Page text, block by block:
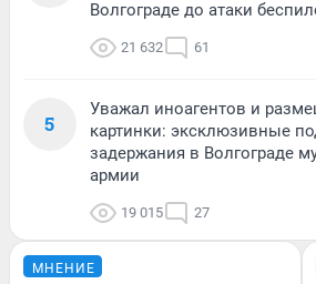
Волгограде до атаки
21 632 61
5
Уважал иноагентов и
картинки: эксклюзивные
задержания в Волгограде
армии
19 015 27
МНЕНИЕ